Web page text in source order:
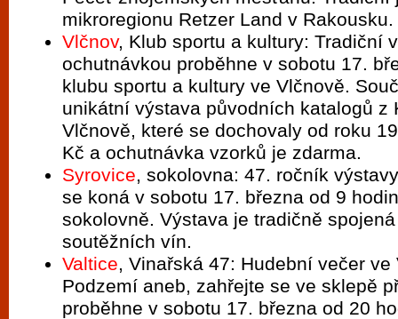
mikroregionu Retzer Land v Rakousku.
Vlčnov, Klub sportu a kultury: Tradiční
ochutnávkou proběhne v sobotu 17.
klubu sportu a kultury ve Vlčnově.
unikátní výstava původních katalogů z
Vlčnově, které se dochovaly od roku
Kč a ochutnávka vzorků je zdarma.
Syrovice, sokolovna: 47. ročník
se koná v sobotu 17. března od 9
sokolovně. Výstava je tradičně
soutěžních vín.
Valtice, Vinařská 47: Hudební večer ve
Podzemí aneb, zahřejte se ve sklepě
proběhne v sobotu 17. března od 20